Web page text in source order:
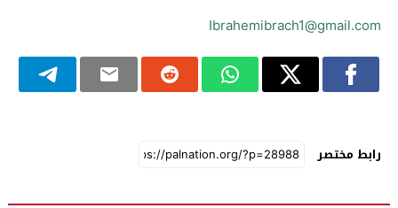
Ibrahemibrach1@gmail.com
رابط مختصر